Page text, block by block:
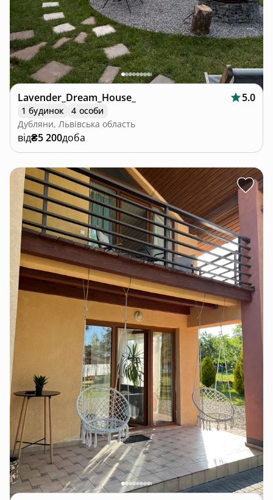
Lavender_Dream_House_ 5.0
1 будинок
4 особи
Дубляни, Львівська область
від₴5 200доба